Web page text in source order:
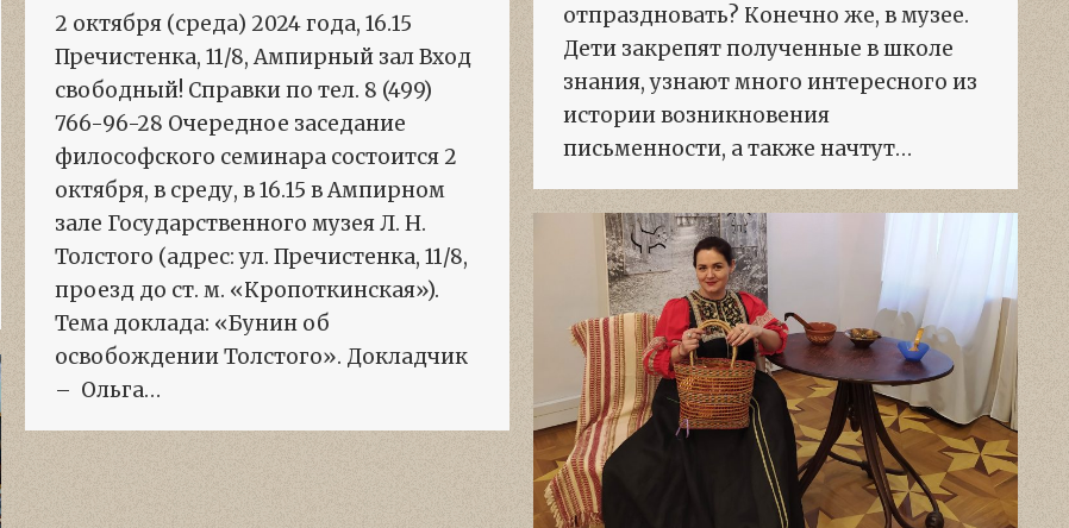
отпраздновать? Конечно же, в музее.
Дети закрепят полученные в школе
знания, узнают много интересного из
истории возникновения
письменности, а также начтут…
2 октября (среда) 2024 года, 16.15
Пречистенка, 11/8, Ампирный зал Вход
свободный! Справки по тел. 8 (499)
766-96-28 Очередное заседание
философского семинара состоится 2
октября, в среду, в 16.15 в Ампирном
зале Государственного музея Л. Н.
Толстого (адрес: ул. Пречистенка, 11/8,
проезд до ст. м. «Кропоткинская»).
Тема доклада: «Бунин об
освобождении Толстого». Докладчик
– Ольга…